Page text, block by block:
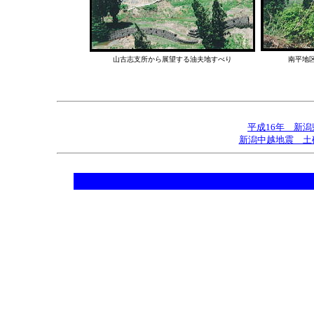
山古志支所から展望する油夫地すべり 南平地
平成16年 新潟
新潟中越地震 土